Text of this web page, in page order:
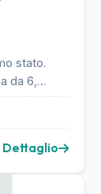
stato.
da 6,
...
Dettaglio